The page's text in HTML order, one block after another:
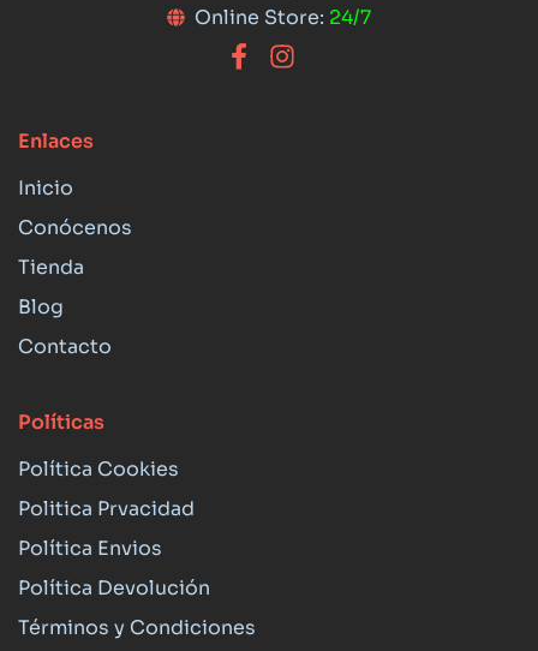
Online Store: 24/7
Enlaces
Inicio
Conócenos
Tienda
Blog
Contacto
Políticas
Política Cookies
Politica Prvacidad
Política Envios
Política Devolución
Términos y Condiciones